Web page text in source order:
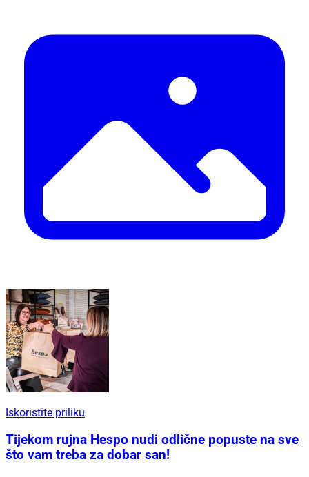
Iskoristite priliku
Tijekom rujna Hespo nudi odlične popuste na sve
što vam treba za dobar san!